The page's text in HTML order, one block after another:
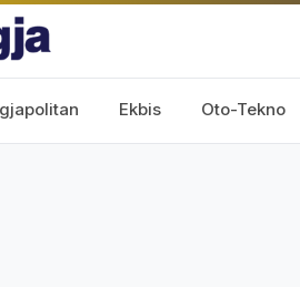
Ekbis Oto-Tekno